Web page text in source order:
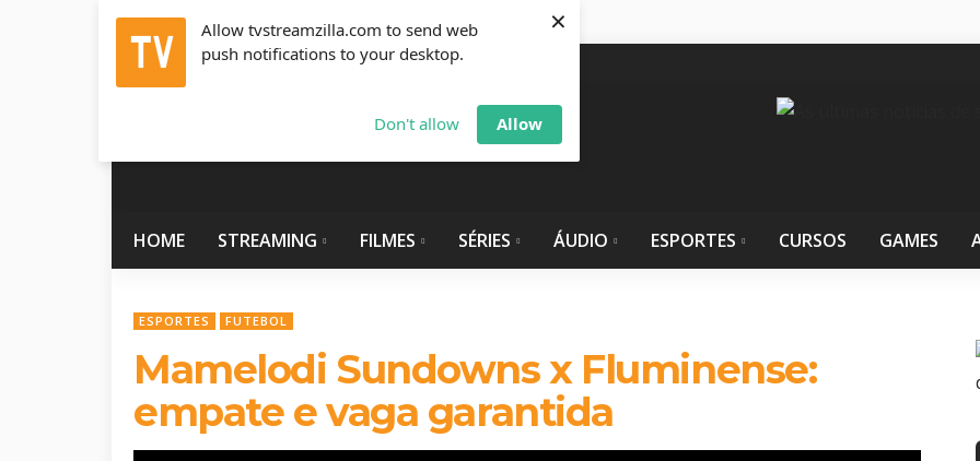
Allow tvstreamzilla.com to send web
push notifications to your desktop.
Don't allow Allow
×
Sexta-Feira, Agosto 7, 2026 info@tvstreamzilla.com
HOME STREAMING FILMES SÉRIES ÁUDIO ESPORTES CURSOS GAMES
ESPORTES FUTEBOL
Mamelodi Sundowns x Fluminense:
empate e vaga garantida